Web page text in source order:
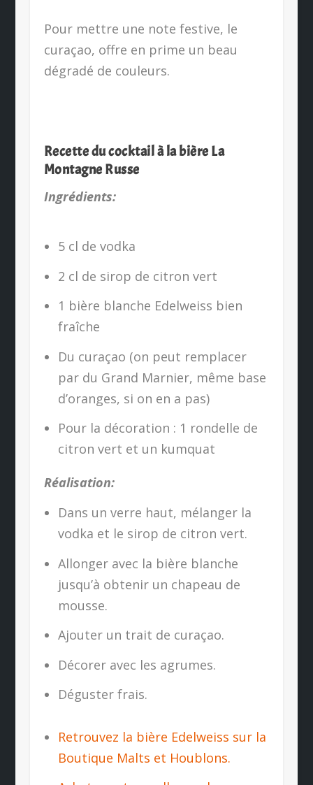
Pour mettre une note festive, le
curaçao, offre en prime un beau
dégradé de couleurs.
Recette du cocktail à la bière La
Montagne Russe
Ingrédients:
5 cl de vodka
2 cl de sirop de citron vert
1 bière blanche Edelweiss bien
fraîche
Du curaçao (on peut remplacer
par du Grand Marnier, même base
d’oranges, si on en a pas)
Pour la décoration : 1 rondelle de
citron vert et un kumquat
Réalisation:
Dans un verre haut, mélanger la
vodka et le sirop de citron vert.
Allonger avec la bière blanche
jusqu’à obtenir un chapeau de
mousse.
Ajouter un trait de curaçao.
Décorer avec les agrumes.
Déguster frais.
Retrouvez la bière Edelweiss sur la
Boutique Malts et Houblons.